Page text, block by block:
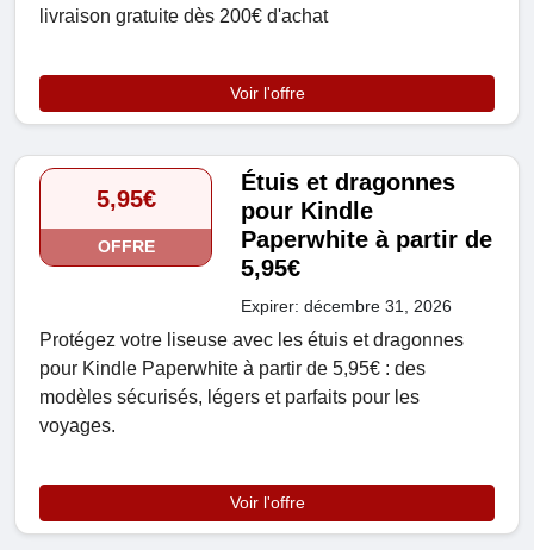
livraison gratuite dès 200€ d'achat
Voir l'offre
5,95€
OFFRE
Étuis et dragonnes
pour Kindle
Paperwhite à partir de
5,95€
Expirer: décembre 31, 2026
Protégez votre liseuse avec les étuis et dragonnes
pour Kindle Paperwhite à partir de 5,95€ : des
modèles sécurisés, légers et parfaits pour les
voyages.
Voir l'offre